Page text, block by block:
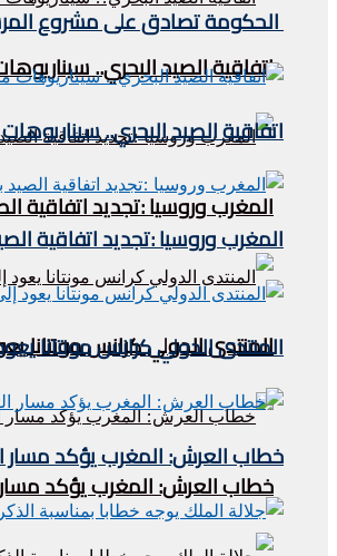
اتفاقية الصيد البحري.. سيناريوهات ما
المغرب وروسيا :تجديد اتفاقية
المنتدى الدولي كرانس مونتانا
خطاب العرش: المغرب يؤكد مسار
الحكومة تصادق على مشروع
اتفاقية الصيد البحري.. سيناريوهات ما بعد
المغرب وروسيا :تجديد اتفاقية
المنتدى الدولي كرانس مونتانا
خطاب العرش: المغرب يؤكد مسار